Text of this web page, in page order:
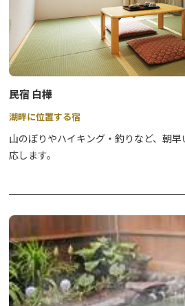
民宿 白樺
湖畔に位置する宿
山のぼりやハイキング・釣りなど、朝
応します。